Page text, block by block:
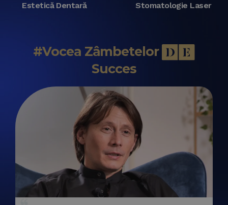
Estetică Dentară Stomatologie Laser
#Vocea Zâmbetelor
Succes